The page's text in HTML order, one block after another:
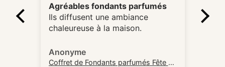
Agréables fondants parfumés
Ils diffusent une ambiance
chaleureuse à la maison.
Anonyme
Coffret de Fondants parfumés Fête des Mères